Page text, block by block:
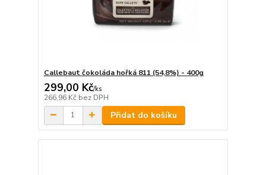
Callebaut čokoláda hořká 811 (54,8%) - 400g
299,00 Kč/ks
266,96 Kč bez DPH
Přidat do košíku